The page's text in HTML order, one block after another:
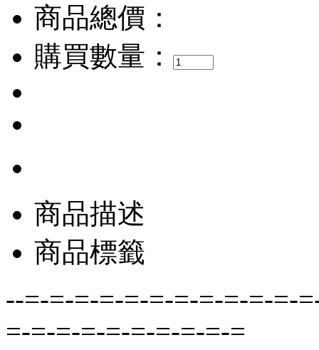
商品總價：
購買數量：
商品描述
商品標籤
--=-=-=-=-=-=-=-=-=-=-=-
=-=-=-=-=-=-=-=-=-=